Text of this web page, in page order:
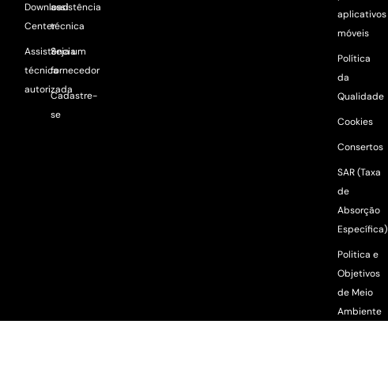
Download
Center
Assistência
técnica
autorizada
assistência
técnica
Seja um
fornecedor
Cadastre-
se
aplicativos
móveis
Política
da
Qualidade
Cookies
Consertos
SAR (Taxa
de
Absorção
Específica)
Politica e
Objetivos
de Meio
Ambiente